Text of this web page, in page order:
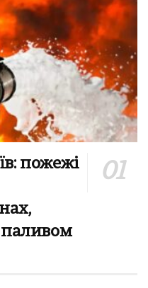
пожежі
паливом